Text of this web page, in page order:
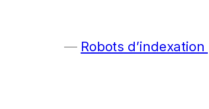
Robots